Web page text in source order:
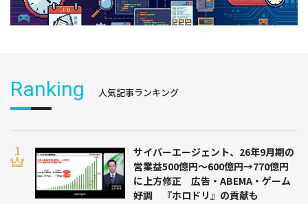
Ranking 人気記事ランキング
サイバーエージェント、26年9月期の
営業益500億円～600億円→770億円
に上方修正 広告・ABEMA・ゲーム
好調 『ホロドリ』の貢献も